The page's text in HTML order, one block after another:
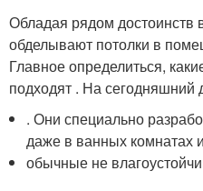
Обладая рядом достоинств
обделывают потолки в
Главное определиться,
подходят . На сегодняшний
. Они специально
даже в ванных комнатах
обычные не